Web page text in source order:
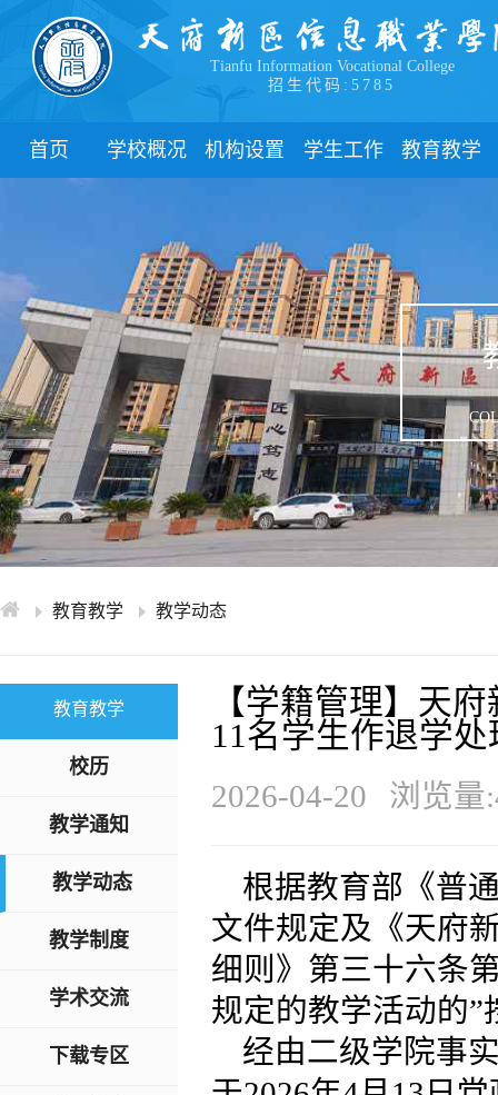
Tianfu Information Vocational College
招生代码:5785
首页 学校概况
学院领导
办学理念
办学特色
校园风貌
机构设置
职能部门
学生工作
新闻动态
团委
管理制度
学生风采
心理健康
学生资助
下载中心
联系我们
教育教学
教学制度
教学通知
教学动态
实践教学
专业建设
课程建设
教学改革
学术交流
教育教学 教学动态
教育教学
校历
教学通知
教学动态
教学制度
学术交流
下载专区
【学籍管理】天
11名学生作退学
2026-04-20 浏览量
根据教育部《普
文件规定及《天府
细则》第三十六条
规定的教学活动的”
经由二级学院事